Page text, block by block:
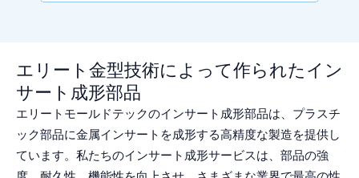
エリート金型技術によって作られたイン
サート成形部品
エリートモールドテックのインサート成形部品は、プラスチ
ック部品に金属インサートを成形する高精度な製造を提供し
ています。私たちのインサート成形サービスは、部品の強